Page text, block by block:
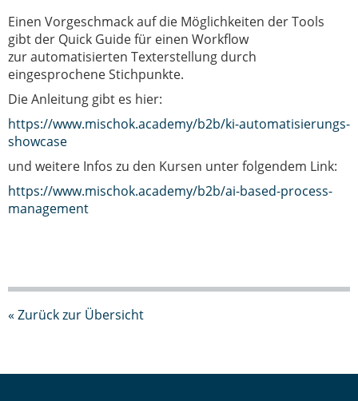
Einen Vorgeschmack auf die Möglichkeiten der Tools
gibt der Quick Guide für einen Workflow
zurautomatisierten Texterstellung durch
eingesprochene Stichpunkte.
Die Anleitung gibt es hier:
https://www.mischok.academy/b2b/ki-automatisierungs-
showcase
und weitere Infos zu den Kursen unter folgendem Link:
https://www.mischok.academy/b2b/ai-based-process-
management
« Zurück zur Übersicht